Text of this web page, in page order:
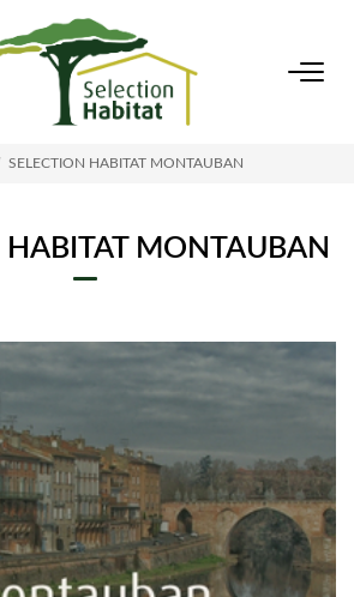
ACCUEIL
UN BIEN
NOUS REJOINDRE
CONTACT
EN
SELECTION HABITAT MONTAUBAN
HABITAT MONTAUBAN